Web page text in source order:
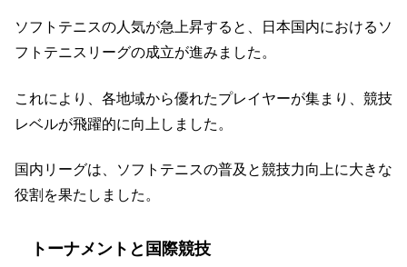
ソフトテニスの人気が急上昇すると、日本国内におけるソ
フトテニスリーグの成立が進みました。
これにより、各地域から優れたプレイヤーが集まり、競技
レベルが飛躍的に向上しました。
国内リーグは、ソフトテニスの普及と競技力向上に大きな
役割を果たしました。
トーナメントと国際競技